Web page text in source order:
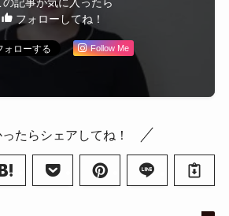
フォローしてね！
Follow Me
ったらシェアしてね！